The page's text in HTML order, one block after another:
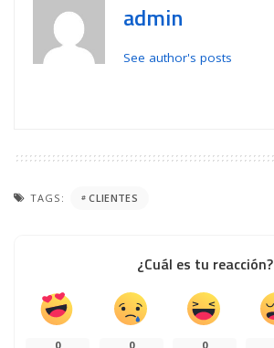
admin
See author's posts
TAGS: CLIENTES
¿Cuál es tu reacción?
0 0 0